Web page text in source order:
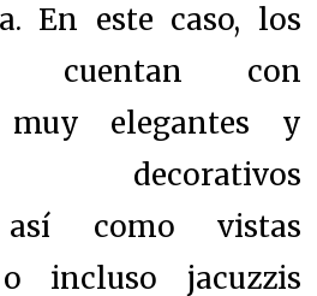
En este caso, los
cuentan con
muy elegantes y
decorativos
así como vistas
incluso jacuzzis